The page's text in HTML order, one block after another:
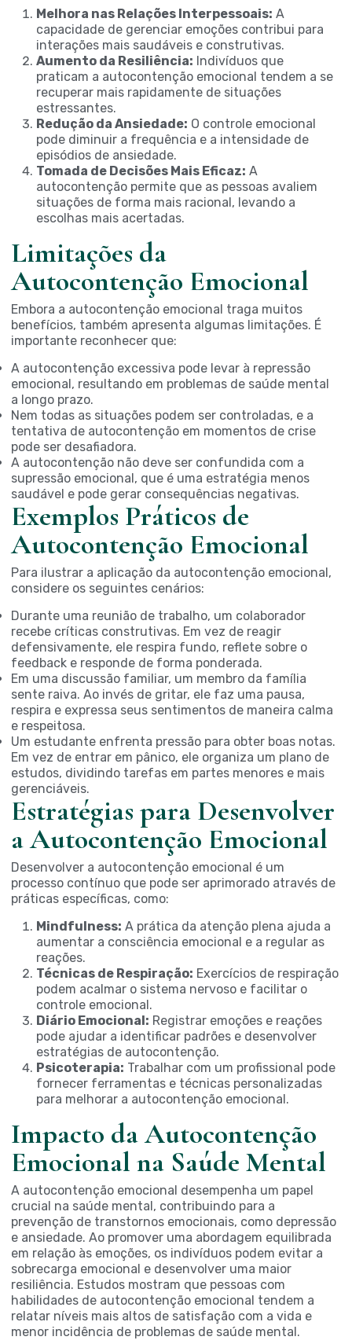
Melhora nas Relações Interpessoais: A
capacidade de gerenciar emoções contribui para
interações mais saudáveis e construtivas.
Aumento da Resiliência: Indivíduos que
praticam a autocontenção emocional tendem a se
recuperar mais rapidamente de situações
estressantes.
Redução da Ansiedade: O controle emocional
pode diminuir a frequência e a intensidade de
episódios de ansiedade.
Tomada de Decisões Mais Eficaz: A
autocontenção permite que as pessoas avaliem
situações de forma mais racional, levando a
escolhas mais acertadas.
Limitações da
Autocontenção Emocional
Embora a autocontenção emocional traga muitos
benefícios, também apresenta algumas limitações. É
importante reconhecer que:
A autocontenção excessiva pode levar à repressão
emocional, resultando em problemas de saúde mental
a longo prazo.
Nem todas as situações podem ser controladas, e a
tentativa de autocontenção em momentos de crise
pode ser desafiadora.
A autocontenção não deve ser confundida com a
supressão emocional, que é uma estratégia menos
saudável e pode gerar consequências negativas.
Exemplos Práticos de
Autocontenção Emocional
Para ilustrar a aplicação da autocontenção emocional,
considere os seguintes cenários:
Durante uma reunião de trabalho, um colaborador
recebe críticas construtivas. Em vez de reagir
defensivamente, ele respira fundo, reflete sobre o
feedback e responde de forma ponderada.
Em uma discussão familiar, um membro da família
sente raiva. Ao invés de gritar, ele faz uma pausa,
respira e expressa seus sentimentos de maneira calma
e respeitosa.
Um estudante enfrenta pressão para obter boas notas.
Em vez de entrar em pânico, ele organiza um plano de
estudos, dividindo tarefas em partes menores e mais
gerenciáveis.
Estratégias para Desenvolver
a Autocontenção Emocional
Desenvolver a autocontenção emocional é um
processo contínuo que pode ser aprimorado através de
práticas específicas, como:
Mindfulness: A prática da atenção plena ajuda a
aumentar a consciência emocional e a regular as
reações.
Técnicas de Respiração: Exercícios de respiração
podem acalmar o sistema nervoso e facilitar o
controle emocional.
Diário Emocional: Registrar emoções e reações
pode ajudar a identificar padrões e desenvolver
estratégias de autocontenção.
Psicoterapia: Trabalhar com um profissional pode
fornecer ferramentas e técnicas personalizadas
para melhorar a autocontenção emocional.
Impacto da Autocontenção
Emocional na Saúde Mental
A autocontenção emocional desempenha um papel
crucial na saúde mental, contribuindo para a
prevenção de transtornos emocionais, como depressão
e ansiedade. Ao promover uma abordagem equilibrada
em relação às emoções, os indivíduos podem evitar a
sobrecarga emocional e desenvolver uma maior
resiliência. Estudos mostram que pessoas com
habilidades de autocontenção emocional tendem a
relatar níveis mais altos de satisfação com a vida e
menor incidência de problemas de saúde mental.